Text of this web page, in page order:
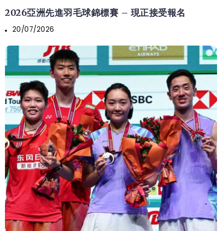
2026亞洲先進羽毛球錦標賽 – 現正接受報名
20/07/2026